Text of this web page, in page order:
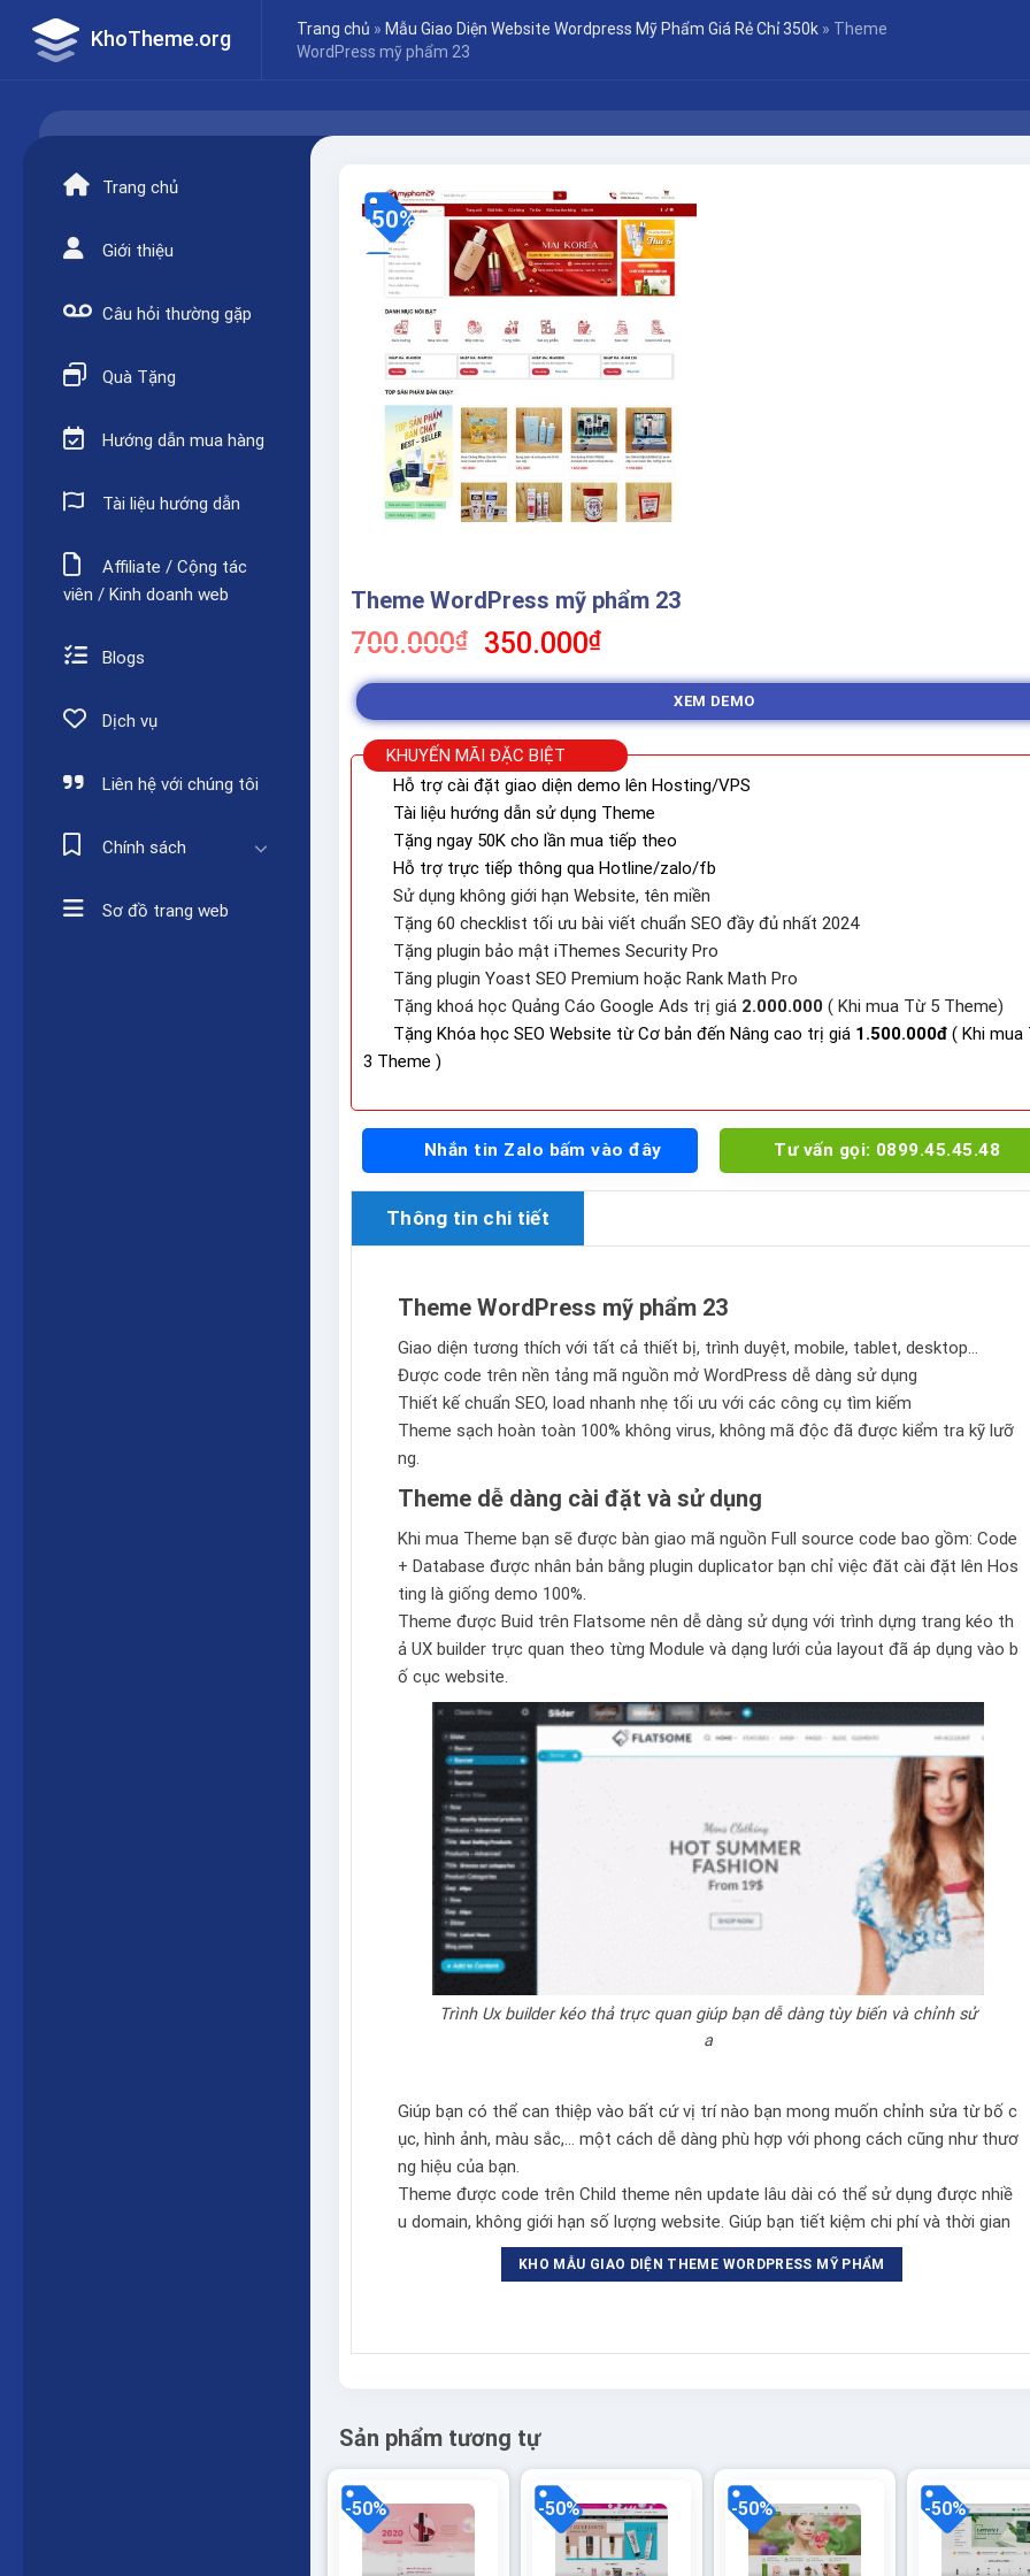
KhoTheme.org Trang chủ »Mẫu Giao Diện Website Wordpress Mỹ Phẩm Giá Rẻ Chỉ 350k » Theme
WordPress mỹ phẩm 23
Trang chủ
Giới thiệu
Câu hỏi thường gặp
Quà Tặng
Hướng dẫn mua hàng
Tài liệu hướng dẫn
Affiliate / Cộng tác
viên / Kinh doanh web
Blogs
Dịch vụ
Liên hệ với chúng tôi
Chính sách
Sơ đồ trang web
-50%
Theme WordPress mỹ phẩm 23
700.000₫
Giá
gốc
700.000₫.
350.000₫Giá
hiện
là:
350.000₫.
XEM DEMO
KHUYẾN MÃI ĐẶC BIỆT
Hỗ trợ cài đặt giao diện demo lên Hosting/VPS
Tài liệu hướng dẫn sử dụng Theme
Tặng ngay 50K cho lần mua tiếp theo
Hỗ trợ trực tiếp thông qua Hotline/zalo/fb
Sử dụng không giới hạn Website, tên miền
Tặng 60 checklist tối ưu bài viết chuẩn SEO đầy đủ nhất 2024
Tặng plugin bảo mật iThemes Security Pro
Tăng plugin Yoast SEO Premium hoặc Rank Math Pro
Tặng khoá học Quảng Cáo Google Ads trị giá 2.000.000 ( Khi mua Từ 5 Theme)
Tặng Khóa học SEO Website từ Cơ bản đến Nâng cao trị giá 1.500.000đ ( Khi mua
3 Theme )
Nhắn tin Zalo bấm vào đây Tư vấn gọi: 0899.45.45.48
Thông tin chi tiết
Theme WordPress mỹ phẩm 23
Giao diện tương thích với tất cả thiết bị, trình duyệt, mobile, tablet, desktop…
Được code trên nền tảng mã nguồn mở WordPress dễ dàng sử dụng
Thiết kế chuẩn SEO, load nhanh nhẹ tối ưu với các công cụ tìm kiếm
Theme sạch hoàn toàn 100% không virus, không mã độc đã được kiểm tra kỹ lưỡ
ng.
Theme dễ dàng cài đặt và sử dụng
Khi mua Theme bạn sẽ được bàn giao mã nguồn Full source code bao gồm: Code
+ Database được nhân bản bằng plugin duplicator bạn chỉ việc đăt cài đặt lên Hos
ting là giống demo 100%.
Theme được Buid trên Flatsome nên dễ dàng sử dụng với trình dựng trang kéo th
ả UX builder trực quan theo từng Module và dạng lưới của layout đã áp dụng vào b
ố cục website.
Trình Ux builder kéo thả trực quan giúp bạn dễ dàng tùy biến và chỉnh sử
a
Giúp bạn có thể can thiệp vào bất cứ vị trí nào bạn mong muốn chỉnh sửa từ bố c
ục, hình ảnh, màu sắc,… một cách dễ dàng phù hợp với phong cách cũng như thươ
ng hiệu của bạn.
Theme được code trên Child theme nên update lâu dài có thể sử dụng được nhiề
u domain, không giới hạn số lượng website. Giúp bạn tiết kiệm chi phí và thời gian
KHO MẪU GIAO DIỆN THEME WORDPRESS MỸ PHẨM
Sản phẩm tương tự
-50% -50% -50% -50%